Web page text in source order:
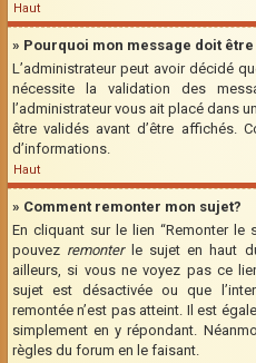
Haut
» Pourquoi mon message doit
L’administrateur peut avoir décidé
nécessite la validation des
l’administrateur vous ait placé dans
être validés avant d’être affichés.
d’informations.
Haut
» Comment remonter mon sujet?
En cliquant sur le lien “Remonter
pouvez remonterle sujet en haut
ailleurs, si vous ne voyez pas ce
sujet est désactivée ou que
remontée n’est pas atteint. Il est
simplement en y répondant.
règles du forum en le faisant.